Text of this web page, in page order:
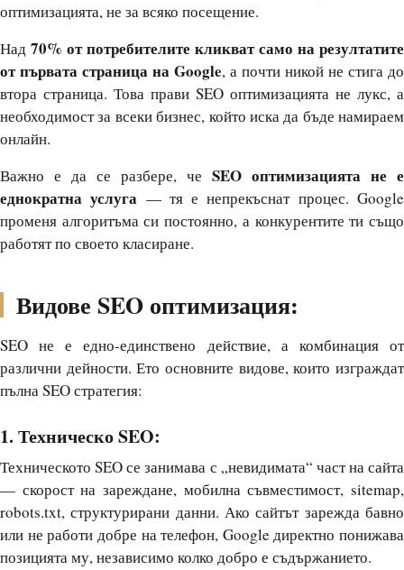
оптимизацията, не за всяко посещение.
Над 70% от потребителите кликват само на резултатите
от първата страница на Google, а почти никой не стига до
втора страница. Това прави SEO оптимизацията не лукс, а
необходимост за всеки бизнес, който иска да бъде намираем
онлайн.
Важно е да се разбере, че SEO оптимизацията не е
еднократна услуга — тя е непрекъснат процес. Google
променя алгоритъма си постоянно, а конкурентите ти също
работят по своето класиране.
Видове SEO оптимизация:
SEO не е едно-единствено действие, а комбинация от
различни дейности. Ето основните видове, които изграждат
пълна SEO стратегия:
1. Техническо SEO:
Техническото SEO се занимава с „невидимата“ част на сайта
— скорост на зареждане, мобилна съвместимост, sitemap,
robots.txt, структурирани данни. Ако сайтът зарежда бавно
или не работи добре на телефон, Google директно понижава
позицията му, независимо колко добро е съдържанието.